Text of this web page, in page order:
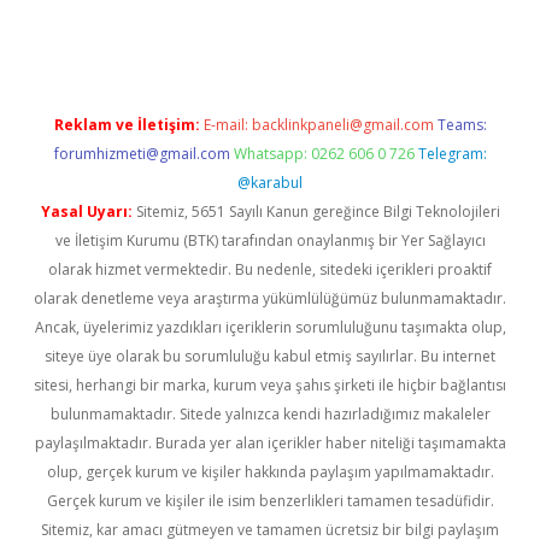
Reklam ve İletişim: E-mail: backlinkpaneli@gmail.com Teams:
forumhizmeti@gmail.com Whatsapp: 0262 606 0 726 Telegram:
@karabul
Yasal Uyarı: Sitemiz, 5651 Sayılı Kanun gereğince Bilgi Teknolojileri
ve İletişim Kurumu (BTK) tarafından onaylanmış bir Yer Sağlayıcı
olarak hizmet vermektedir. Bu nedenle, sitedeki içerikleri proaktif
olarak denetleme veya araştırma yükümlülüğümüz bulunmamaktadır.
Ancak, üyelerimiz yazdıkları içeriklerin sorumluluğunu taşımakta olup,
siteye üye olarak bu sorumluluğu kabul etmiş sayılırlar. Bu internet
sitesi, herhangi bir marka, kurum veya şahıs şirketi ile hiçbir bağlantısı
bulunmamaktadır. Sitede yalnızca kendi hazırladığımız makaleler
paylaşılmaktadır. Burada yer alan içerikler haber niteliği taşımamakta
olup, gerçek kurum ve kişiler hakkında paylaşım yapılmamaktadır.
Gerçek kurum ve kişiler ile isim benzerlikleri tamamen tesadüfidir.
Sitemiz, kar amacı gütmeyen ve tamamen ücretsiz bir bilgi paylaşım